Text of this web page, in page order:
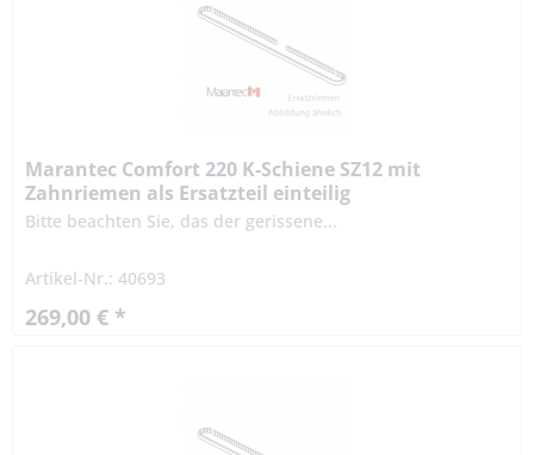
Marantec Comfort 220 K-Schiene SZ12 mit
Zahnriemen als Ersatzteil einteilig
Bitte beachten Sie, das der gerissene...
Artikel-Nr.: 40693
269,00 € *